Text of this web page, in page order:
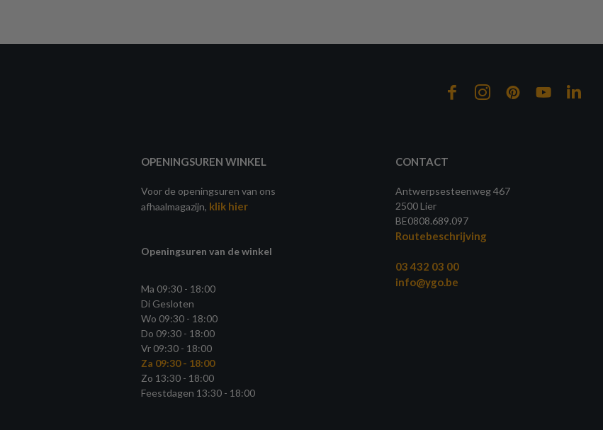
OPENINGSUREN WINKEL
Voor de openingsuren van ons
afhaalmagazijn, klik hier
Openingsuren van de winkel
Ma 09:30 - 18:00
Di Gesloten
Wo 09:30 - 18:00
Do 09:30 - 18:00
Vr 09:30 - 18:00
Za 09:30 - 18:00
Zo 13:30 - 18:00
Feestdagen 13:30 - 18:00
CONTACT
Antwerpsesteenweg 467
2500 Lier
BE0808.689.097
Routebeschrijving
03 432 03 00
info@ygo.be